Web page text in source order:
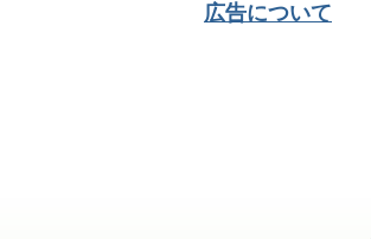
広告について